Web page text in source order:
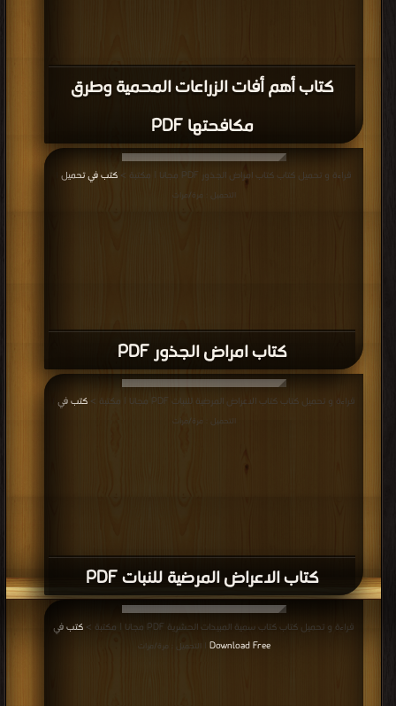
كتاب أهم أفات الزراعات المحمية وطرق
مكافحتها PDF
كتاب امراض الجذور PDF
قراءة و تحميل كتاب كتاب امراض الجذور PDF مجانا | مكتبة > كتب في تحميل
التحميل : مرة/مرات
كتاب الاعراض المرضية للنبات PDF
قراءة و تحميل كتاب كتاب الاعراض المرضية للنبات PDF مجانا | مكتبة > كتب في
التحميل : مرة/مرات
قراءة و تحميل كتاب كتاب سمية المبيدات الحشرية PDF مجانا | مكتبة >
كتب في
Download Free
| التحميل : مرة/مرات